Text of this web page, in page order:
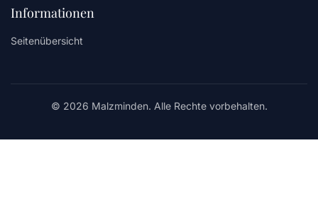
Informationen
Seitenübersicht
© 2026 Malzminden. Alle Rechte vorbehalten.